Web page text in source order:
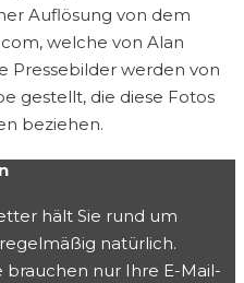
Auflösung von dem
welche von Alan
Pressebilder werden von
gestellt, die diese Fotos
beziehen.
hält Sie rund um
natürlich.
brauchen nur Ihre E-Mail-